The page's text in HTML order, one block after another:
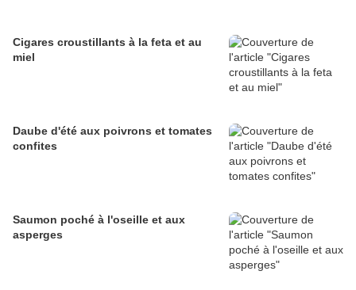
Cigares croustillants à la feta et au
miel
Daube d'été aux poivrons et tomates
confites
Saumon poché à l'oseille et aux
asperges